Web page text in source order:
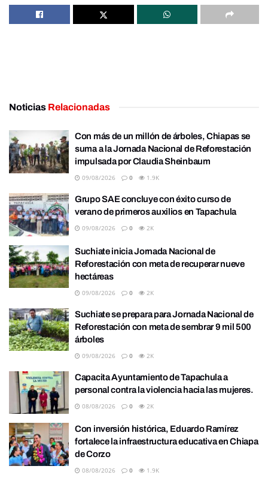
Noticias Relacionadas
Con más de un millón de árboles, Chiapas se
suma a la Jornada Nacional de Reforestación
impulsada por Claudia Sheinbaum
09/08/2026 0 1.9K
Grupo SAE concluye con éxito curso de
verano de primeros auxilios en Tapachula
09/08/2026 0 2K
Suchiate inicia Jornada Nacional de
Reforestación con meta de recuperar nueve
hectáreas
09/08/2026 0 2K
Suchiate se prepara para Jornada Nacional de
Reforestación con meta de sembrar 9 mil 500
árboles
09/08/2026 0 2K
Capacita Ayuntamiento de Tapachula a
personal contra la violencia hacia las mujeres.
08/08/2026 0 2K
Con inversión histórica, Eduardo Ramírez
fortalece la infraestructura educativa en Chiapa
de Corzo
08/08/2026 0 1.9K